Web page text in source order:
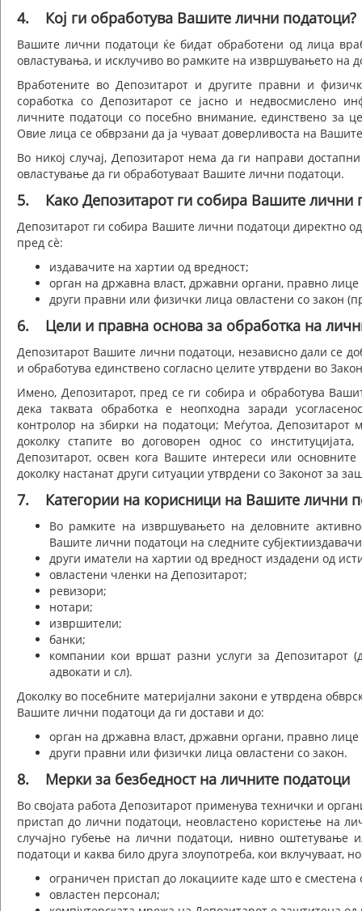
4. Кој ги обработува Вашите лични податоци?
Вашите лични податоци ќе бидат обработени од лица
овластувања, и исклучиво во рамките на извршувањето на
Вработените во Депозитарот и другите правни и
соработка со Депозитарот се јасно и недвосмислено
личните податоци со посебно внимание, единствено за
Овие лица се обврзани да ја чуваат доверливоста на
Во никој случај, Депозитарот нема да ги направи
овластување да ги обработуваат Вашите лични податоци.
5. Како Депозитарот ги собира Вашите лични
Депозитарот ги собира Вашите лични податоци директно
пред сè:
издавачите на хартии од вредност;
орган на државна власт, државни органи, правно
други правни или физички лица овластени со закон
6. Цели и правна основа за обработка на
Депозитарот Вашите лични податоци, независно дали се
и обработува единствено согласно целите утврдени во
Имено, Депозитарот, пред се ги собира и обработува
дека таквата обработка е неопходна заради
контролор на збирки на податоци; Меѓутоа,
доколку стапите во договорен однос со
Депозитарот, освен кога Вашите интереси или
доколку настанат други ситуации утврдени со Законот за
7. Категории на корисници на Вашите лични
Во рамките на извршувањето на деловните
Вашите лични податоци на следните
други иматели на хартии од вредност издадени од
овластени членки на Депозитарот;
ревизори;
нотари;
извршители;
банки;
компании кои вршат разни услуги за Депозитарот
адвокати и сл).
Доколку во посебните материјални закони е утврдена
Вашите лични податоци да ги достави и до:
орган на државна власт, државни органи, правно
други правни или физички лица овластени со закон.
8. Мерки за безбедност на личните податоци
Во својата работа Депозитарот применува технички и
пристап до лични податоци, неовластено користење на
случајно губење на лични податоци, нивно
податоци и каква било друга злоупотреба, кои вклучуваат,
ограничен пристап до локациите каде што е сместена
овластен персонал;